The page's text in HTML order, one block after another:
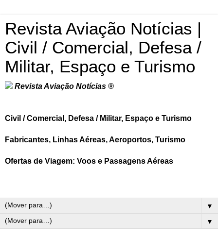
Revista Aviação Notícias |
Civil / Comercial, Defesa /
Militar, Espaço e Turismo
Revista Aviação Notícias ®
Civil / Comercial, Defesa / Militar, Espaço e Turismo
Fabricantes, Linhas Aéreas, Aeroportos, Turismo
Ofertas de Viagem: Voos e Passagens Aéreas
▼
▼